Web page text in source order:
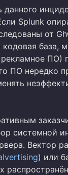
данного
Splunk
от
база,
рекламное
ПО нередко
системной
Вектор
) или